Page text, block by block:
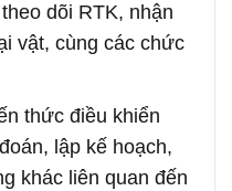
dõi RTK, nhận
vật, cùng các chức
thức điều khiển
lập kế hoạch,
khác liên quan đến